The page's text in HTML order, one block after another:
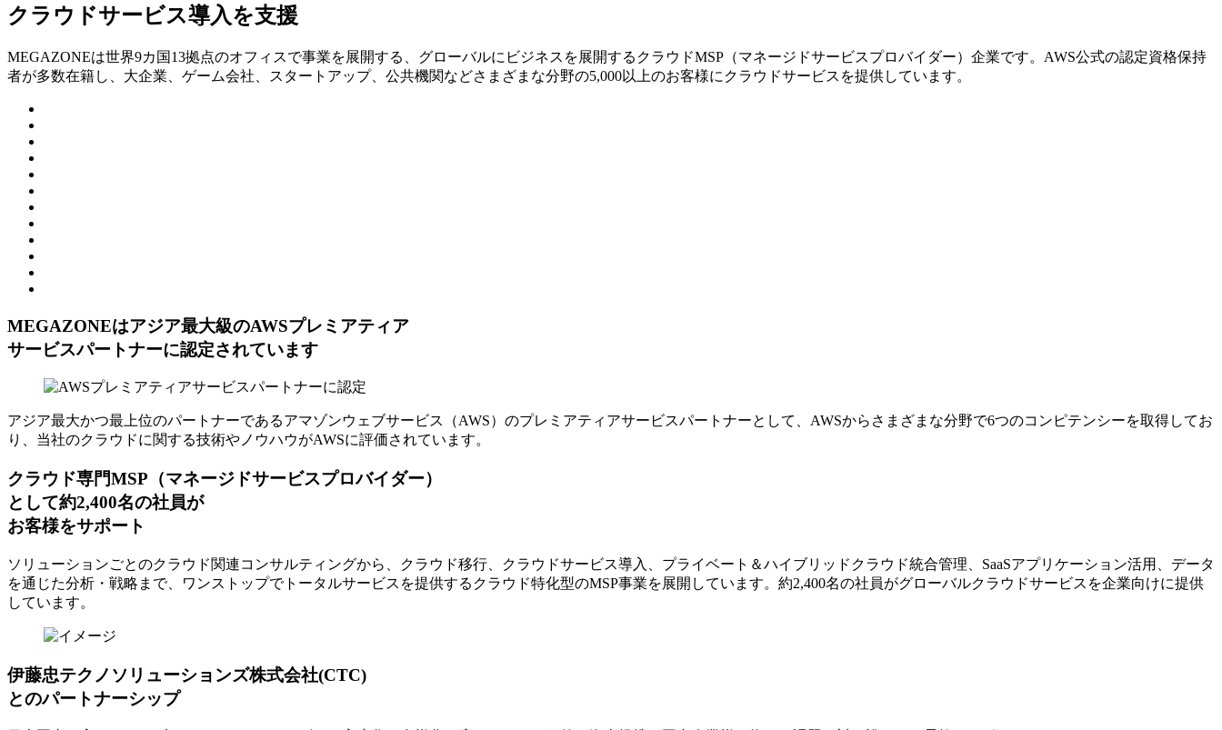
クラウドサービス導入を支援
MEGAZONEは世界9カ国13拠点のオフィスで事業を展開する、グローバルにビジネスを展開するクラウドMSP（マネージドサービスプロバイダー）企業です。AWS公式の認定資格保持
者が多数在籍し、⼤企業、ゲーム会社、スタートアップ、公共機関などさまざまな分野の5,000以上のお客様にクラウドサービスを提供しています。
MEGAZONEはアジア最⼤級のAWSプレミアティア
サービスパートナーに認定されています
アジア最大かつ最上位のパートナーであるアマゾンウェブサービス（AWS）のプレミアティアサービスパートナーとして、AWSからさまざまな分野で6つのコンピテンシーを取得してお
り、当社のクラウドに関する技術やノウハウがAWSに評価されています。
クラウド専門MSP （マネージドサービスプロバイダー）
として約2,400名の社員が
お客様をサポート
ソリューションごとのクラウド関連コンサルティングから、クラウド移行、クラウドサービス導入、プライベート＆ハイブリッドクラウド統合管理、SaaSアプリケーション活用、データ
を通じた分析・戦略まで、ワンストップでトータルサービスを提供するクラウド特化型のMSP事業を展開しています。約2,400名の社員がグローバルクラウドサービスを企業向けに提供
しています。
伊藤忠テクノソリューションズ株式会社(CTC)
とのパートナーシップ